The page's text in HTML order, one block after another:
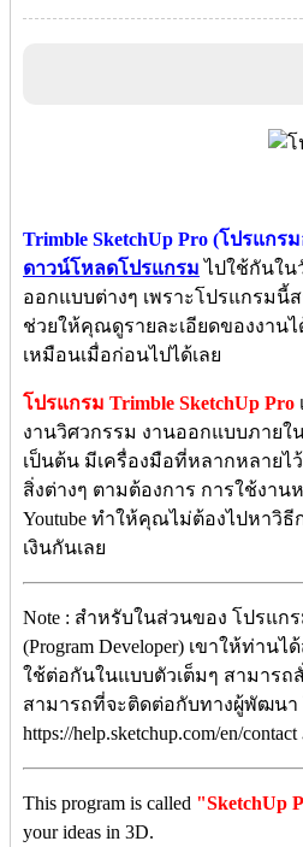
Trimble SketchUp Pro (โปรแก
ดาวน์โหลดโปรแกรม ไปใช้กันใน
ออกแบบต่างๆ เพราะโปรแกรมนี้
ช่วยให้คุณดูรายละเอียดของงาน
เหมือนเมื่อก่อนไปได้เลย
โปรแกรม Trimble SketchUp Pro
งานวิศวกรรม งานออกแบบภาย
เป็นต้น มีเครื่องมือที่หลากหลายไ
สิ่งต่างๆ ตามต้องการ การใช้งา
Youtube ทำให้คุณไม่ต้องไปหาวิ
เงินกันเลย
Note : สำหรับในส่วนของ โปรแก
(Program Developer) เขาให้ท่า
ใช้ต่อกันในแบบตัวเต็มๆ สามารถสั่
สามารถที่จะติดต่อกับทางผู้พัฒนา
https://help.sketchup.com/en/
This program is called "SketchUp
your ideas in 3D.